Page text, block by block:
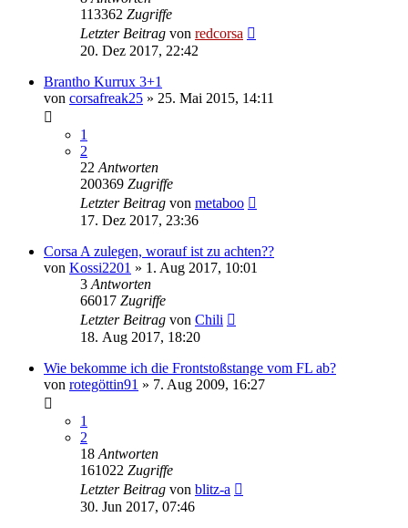
113362 Zugriffe
Letzter Beitrag von redcorsa
20. Dez 2017, 22:42
Brantho Kurrux 3+1
von corsafreak25 » 25. Mai 2015, 14:11
1
2
22 Antworten
200369 Zugriffe
Letzter Beitrag von metaboo
17. Dez 2017, 23:36
Corsa A zulegen, worauf ist zu achten??
von Kossi2201 » 1. Aug 2017, 10:01
3 Antworten
66017 Zugriffe
Letzter Beitrag von Chili
18. Aug 2017, 18:20
Wie bekomme ich die Frontstoßstange vom FL ab?
von rotegöttin91 » 7. Aug 2009, 16:27
1
2
18 Antworten
161022 Zugriffe
Letzter Beitrag von blitz-a
30. Jun 2017, 07:46